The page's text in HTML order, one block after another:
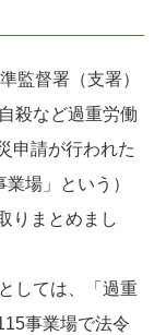
監督署（支署）
殺など過重労働
申請が行われた
場」という）
りまとめまし
しては、「過重
事業場で法令